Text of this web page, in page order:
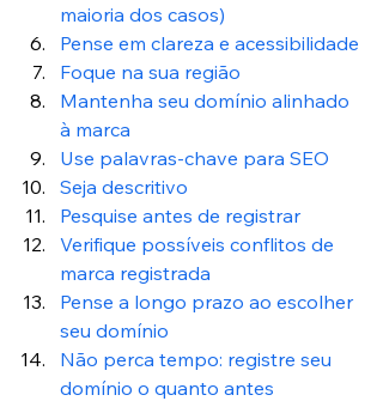
maioria dos casos)
Pense em clareza e acessibilidade
Foque na sua região
Mantenha seu domínio alinhado
à marca
Use palavras-chave para SEO
Seja descritivo
Pesquise antes de registrar
Verifique possíveis conflitos de
marca registrada
Pense a longo prazo ao escolher
seu domínio
Não perca tempo: registre seu
domínio o quanto antes